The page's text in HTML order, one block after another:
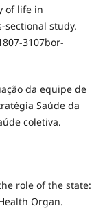
of life in
sectional study.
3107bor-
da equipe de
Saúde da
coletiva.
role of the state:
Organ.